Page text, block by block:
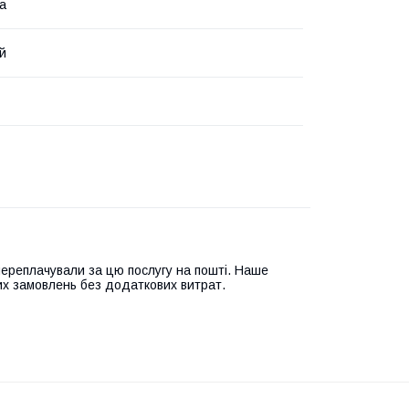
за цю послугу на пошті. Наше
замовлень без додаткових витрат.